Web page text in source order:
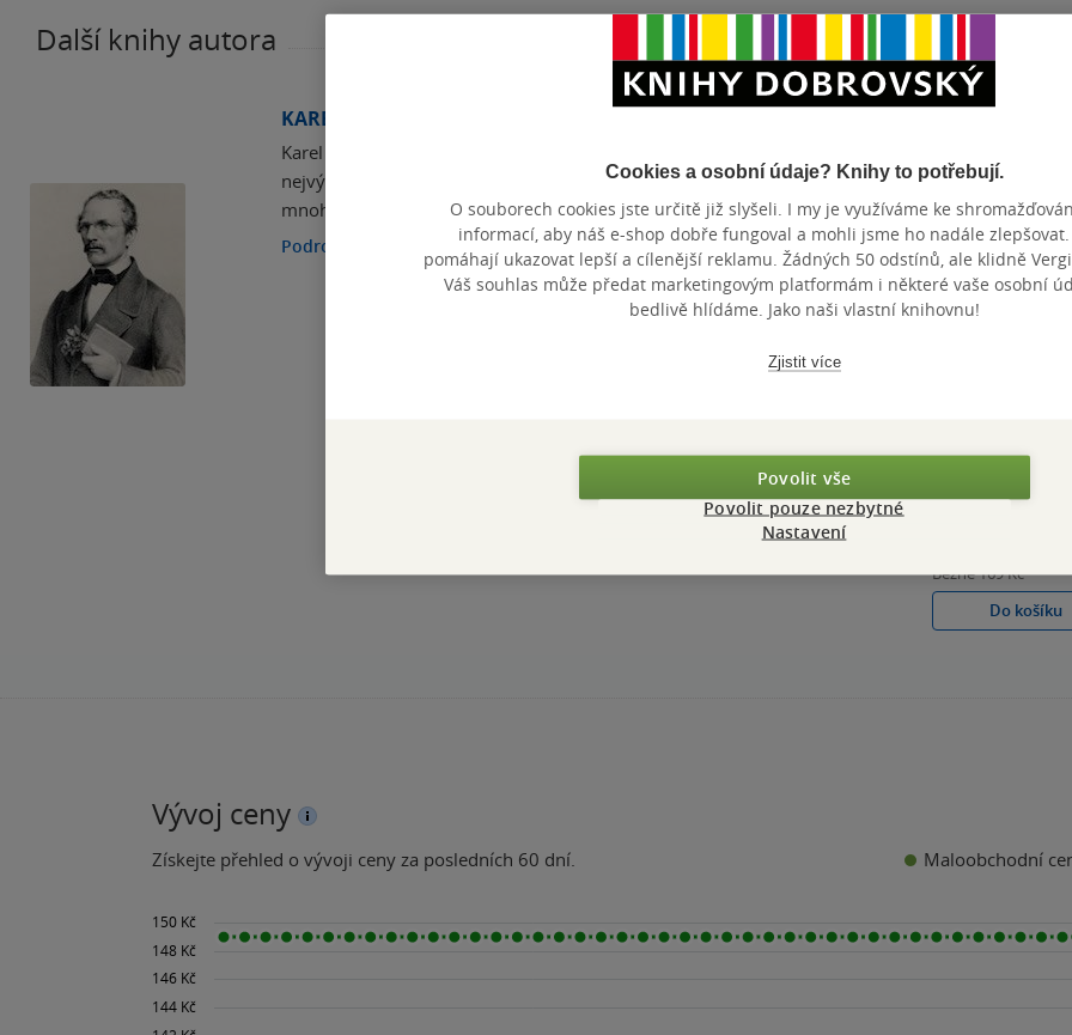
Další knihy autora
KAREL JAROMÍR ERBEN
Karel Jaromír Erben pomáhal při formování spisovné češtiny. Stal se našim
nejvýznamnějším sběratelem lidových písní, básní, pohádek a pověstí. V
mnohých čtenářích zanechala nejhlubší dojem baladická sbírka Kytice.
Podrobnosti
z
Běžně169 Kč
Do košíku
Vývoj ceny
Získejte přehled o vývoji ceny za posledních 60 dní. Maloobchodní
Cookies a osobní údaje? Knihy to potřebují.
O souborech cookies jste určitě již slyšeli. I my je využíváme ke
informací, aby náš e-shop dobře fungoval a mohli jsme ho nadále zlepšovat.
pomáhají ukazovat lepší a cílenější reklamu. Žádných 50 odstínů, ale klidně
Váš souhlas může předat marketingovým platformám i některé vaše osobní
bedlivě hlídáme. Jako naši vlastní knihovnu!
Zjistit více
Povolit vše
Povolit pouze nezbytné
Nastavení